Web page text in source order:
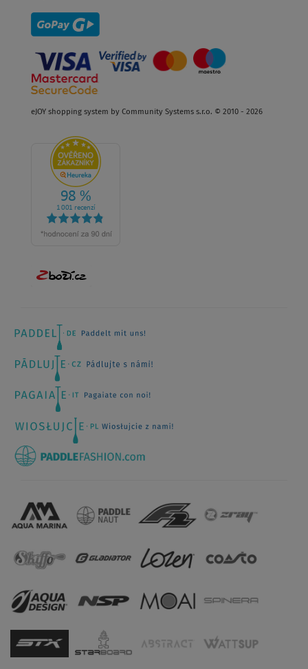
eJOY shopping system by Community Systems s.r.o. © 2010 - 2026